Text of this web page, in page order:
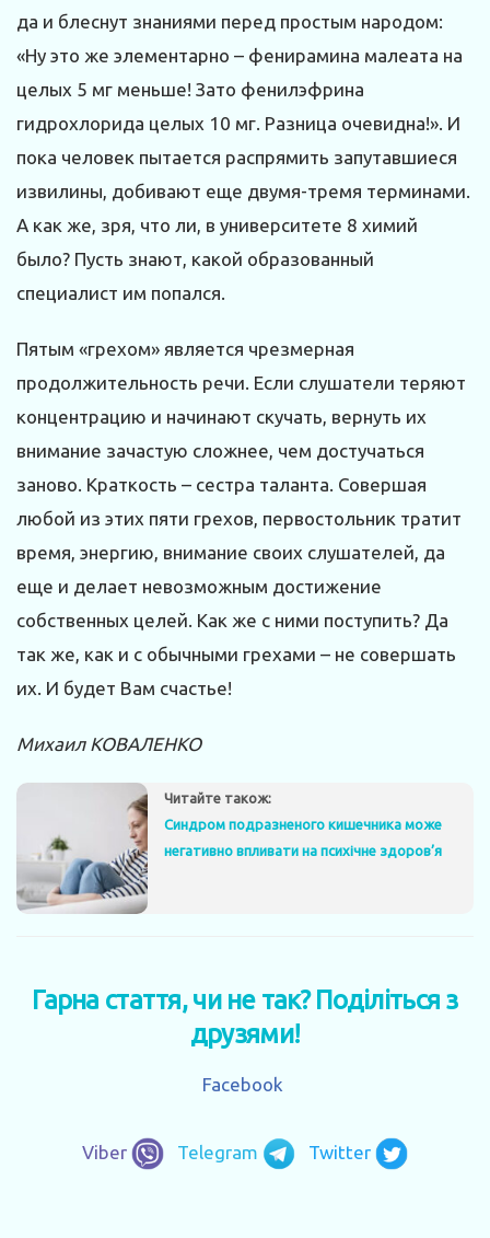
да и блеснут знаниями перед простым народом:
«Ну это же элементарно – фенирамина малеата на
целых 5 мг меньше! Зато фенилэфрина
гидрохлорида целых 10 мг. Разница очевидна!». И
пока человек пытается распрямить запутавшиеся
извилины, добивают еще двумя-тремя терминами.
А как же, зря, что ли, в университете 8 химий
было? Пусть знают, какой образованный
специалист им попался.
Пятым «грехом» является чрезмерная
продолжительность речи. Если слушатели теряют
концентрацию и начинают скучать, вернуть их
внимание зачастую сложнее, чем достучаться
заново. Краткость – сестра таланта. Совершая
любой из этих пяти грехов, первостольник тратит
время, энергию, внимание своих слушателей, да
еще и делает невозможным достижение
собственных целей. Как же с ними поступить? Да
так же, как и с обычными грехами – не совершать
их. И будет Вам счастье!
Михаил КОВАЛЕНКО
Читайте також:
Синдром подразненого кишечника може
негативно впливати на психічне здоров’я
Гарна стаття, чи не так? Поділіться з
друзями!
Facebook
Viber Telegram Twitter